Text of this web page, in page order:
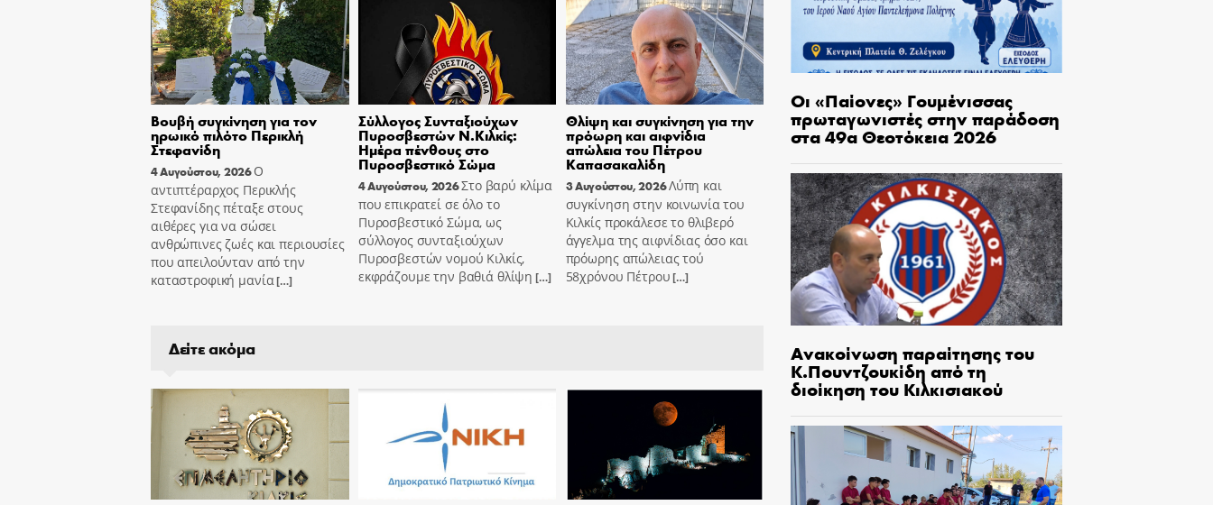
Βουβή συγκίνηση για τον
ηρωικό πιλότο Περικλή
Στεφανίδη
4 Αυγούστου, 2026Ο
αντιπτέραρχος Περικλής
Στεφανίδης πέταξε στους
αιθέρες για να σώσει
ανθρώπινες ζωές και περιουσίες
που απειλούνταν από την
καταστροφική μανία[…]
Σύλλογος Συνταξιούχων
Πυροσβεστών Ν.Κιλκίς:
Ημέρα πένθους στο
Πυροσβεστικό Σώμα
4 Αυγούστου, 2026Στο βαρύ κλίμα
που επικρατεί σε όλο το
Πυροσβεστικό Σώμα, ως
σύλλογος συνταξιούχων
Πυροσβεστών νομού Κιλκίς,
εκφράζουμε την βαθιά θλίψη […]
Θλίψη και συγκίνηση για την
πρόωρη και αιφνίδια
απώλεια του Πέτρου
Καπασακαλίδη
3 Αυγούστου, 2026Λύπη και
συγκίνηση στην κοινωνία του
Κιλκίς προκάλεσε το θλιβερό
άγγελμα της αιφνίδιας όσο και
πρόωρης απώλειας τού
58χρόνου Πέτρου[…]
Δείτε ακόμα
Οι «Παίονες» Γουμένισσας
πρωταγωνιστές στην παράδοση
στα 49α Θεοτόκεια 2026
Ανακοίνωση παραίτησης του
Κ.Πουντζουκίδη από τη
διοίκηση του Κιλκισιακού